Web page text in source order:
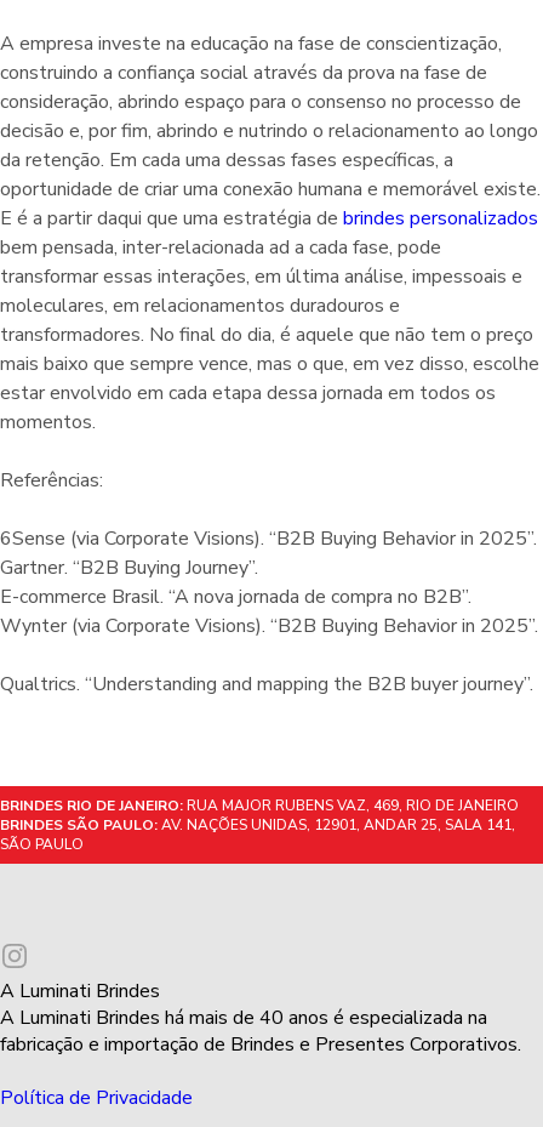
A empresa investe na educação na fase de conscientização,
construindo a confiança social através da prova na fase de
consideração, abrindo espaço para o consenso no processo de
decisão e, por fim, abrindo e nutrindo o relacionamento ao longo
da retenção. Em cada uma dessas fases específicas, a
oportunidade de criar uma conexão humana e memorável existe.
E é a partir daqui que uma estratégia de brindes personalizados
bem pensada, inter-relacionada ad a cada fase, pode
transformar essas interações, em última análise, impessoais e
moleculares, em relacionamentos duradouros e
transformadores. No final do dia, é aquele que não tem o preço
mais baixo que sempre vence, mas o que, em vez disso, escolhe
estar envolvido em cada etapa dessa jornada em todos os
momentos.
Referências:
6Sense (via Corporate Visions). “B2B Buying Behavior in 2025”.
Gartner. “B2B Buying Journey”.
E-commerce Brasil. “A nova jornada de compra no B2B”.
Wynter (via Corporate Visions). “B2B Buying Behavior in 2025”.
Qualtrics. “Understanding and mapping the B2B buyer journey”.
BRINDES RIO DE JANEIRO:RUA MAJOR RUBENS VAZ, 469, RIO DE JANEIRO
BRINDES SÃO PAULO:AV. NAÇÕES UNIDAS, 12901, ANDAR 25, SALA 141,
SÃO PAULO
A Luminati Brindes
A Luminati Brindes há mais de 40 anos é especializada na
fabricação e importação de Brindes e Presentes Corporativos.
Política de Privacidade